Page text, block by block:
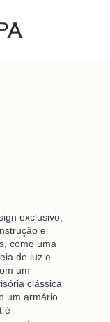
exclusivo,
e
como uma
de luz e
um
clássica
um armário
é